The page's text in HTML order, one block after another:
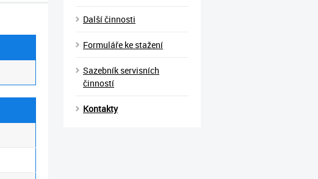
Další činnosti
Formuláře ke stažení
Sazebník servisních
činností
Kontakty